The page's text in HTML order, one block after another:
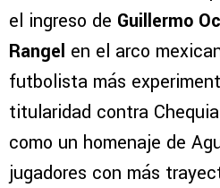
el ingreso de Guillermo
Rangel en el arco
futbolista más
titularidad contra
como un homenaje de
jugadores con más